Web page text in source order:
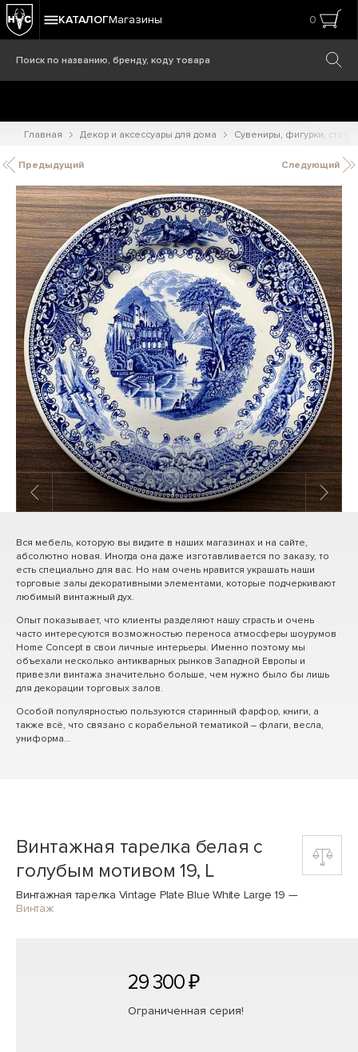
КАТАЛОГМагазины 0
Главная Декор и аксессуары для дома Сувениры, фигурки,
Предыдущий Следующий
1/ 3
Вся мебель, которую вы видите в наших магазинах и на сайте,
абсолютно новая. Иногда она даже изготавливается по заказу, то
есть специально для вас. Но нам очень нравится украшать наши
торговые залы декоративными элементами, которые подчеркивают
любимый винтажный дух.
Опыт показывает, что клиенты разделяют нашу страсть и очень
часто интересуются возможностью переноса атмосферы шоурумов
Home Concept в свои личные интерьеры. Именно поэтому мы
объехали несколько антикварных рынков Западной Европы и
привезли винтажа значительно больше, чем нужно было бы лишь
для декорации торговых залов.
Особой популярностью пользуются старинный фарфор, книги, а
также всё, что связано с корабельной тематикой – флаги, весла,
униформа…
Винтажная тарелка белая с
голубым мотивом 19, L
Винтажная тарелка Vintage Plate Blue White Large 19 —
Винтаж
29 300 ₽
Ограниченная серия!